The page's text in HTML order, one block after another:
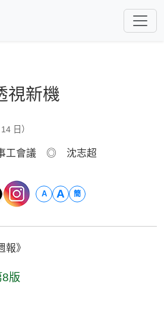
視新機
日）
工會議 ◎ 沈志超
A A 簡
》
版